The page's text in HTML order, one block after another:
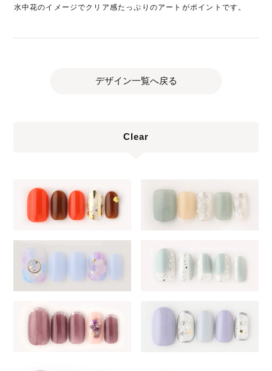
水中花のイメージでクリア感たっぷりのアートがポイントです。
デザイン一覧へ戻る
Clear